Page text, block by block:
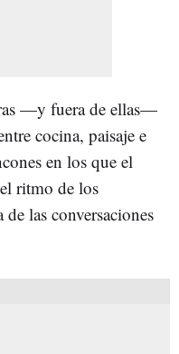
—y fuera de ellas—
cocina, paisaje e
en los que el
ritmo de los
de las conversaciones